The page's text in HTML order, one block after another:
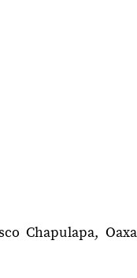
Chapulapa,